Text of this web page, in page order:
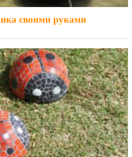
своими руками